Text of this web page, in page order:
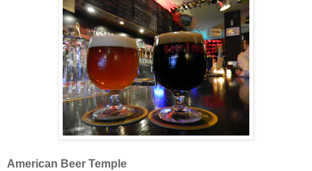
American Beer Temple